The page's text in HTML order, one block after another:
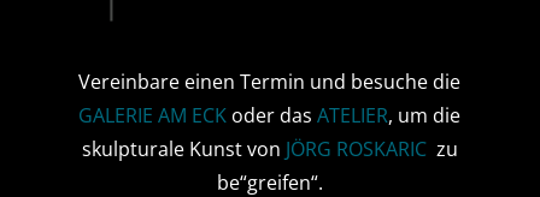
Vereinbare einen Termin und besuche die
GALERIE AM ECK oder dasATELIER, um die
skulpturale Kunst von JÖRG ROSKARICzu
be“greifen“.